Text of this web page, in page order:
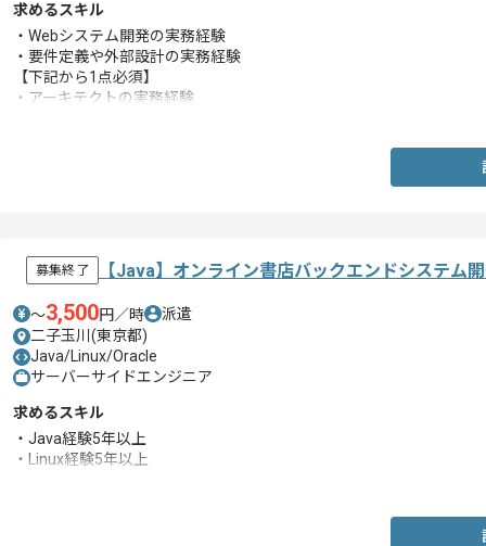
求めるスキル
・Webシステム開発の実務経験
・要件定義や外部設計の実務経験
【下記から1点必須】
・アーキテクトの実務経験
・サーバレスの実務経験
募集終了 【Java】オンライン書店バックエンドシステム
〜3,500円／時
派遣
二子玉川(東京都)
Java/Linux/Oracle
サーバーサイドエンジニア
求めるスキル
・Java経験5年以上
・Linux経験5年以上